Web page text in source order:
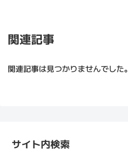
関連記事
関連記事は見つかりませんでした。
サイト内検索